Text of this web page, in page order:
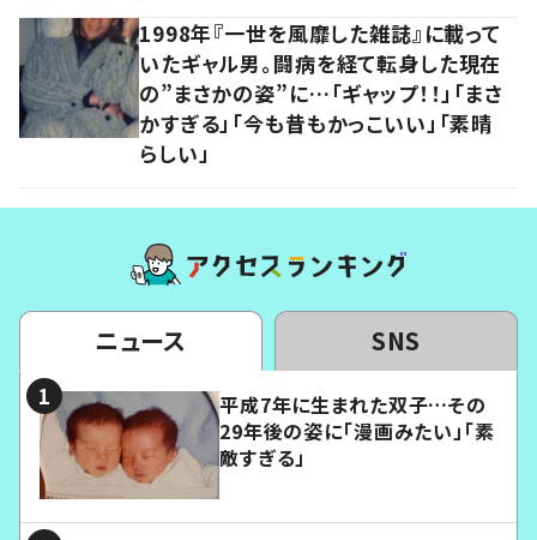
1998年『一世を風靡した雑誌』に載って
いたギャル男。闘病を経て転身した現在
の”まさかの姿”に…「ギャップ！！」「まさ
かすぎる」「今も昔もかっこいい」「素晴
らしい」
ニュース SNS
平成7年に生まれた双子…その
29年後の姿に「漫画みたい」「素
敵すぎる」